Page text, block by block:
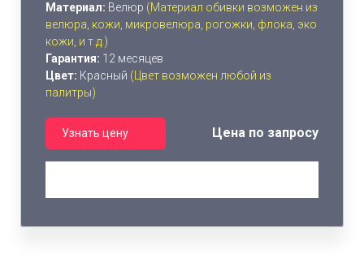
Материал: Велюр (Материал обивки возможен из
велюра, кожи, микровелюра, рогожки, флока, эко
кожи, и т.д.)
Гарантия: 12 месяцев
Цвет: Красный (Цвет возможен любой из
палитры)
Узнать цену Цена по запросу